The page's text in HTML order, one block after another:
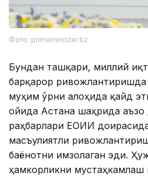
Фото: primeminister.kz
Бундан ташқари, миллий
барқарор
муҳим ўрни алоҳида қайд
ойида Астана шаҳрида аъзо
раҳбарлари ЕОИИ
масъулиятли
баёнотни имзолаган эди.
ҳамкорликни мустаҳкамлаш